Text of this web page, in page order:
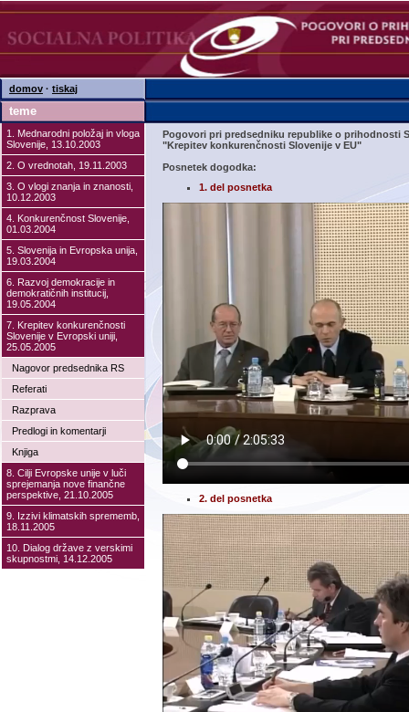
domov · tiskaj
teme
1. Mednarodni položaj in vloga
Slovenije, 13.10.2003
2. O vrednotah, 19.11.2003
3. O vlogi znanja in znanosti,
10.12.2003
4. Konkurenčnost Slovenije,
01.03.2004
5. Slovenija in Evropska unija,
19.03.2004
6. Razvoj demokracije in
demokratičnih institucij,
19.05.2004
7. Krepitev konkurenčnosti
Slovenije v Evropski uniji,
25.05.2005
Nagovor predsednika RS
Referati
Razprava
Predlogi in komentarji
Knjiga
8. Cilji Evropske unije v luči
sprejemanja nove finančne
perspektive, 21.10.2005
9. Izzivi klimatskih sprememb,
18.11.2005
10. Dialog države z verskimi
skupnostmi, 14.12.2005
Pogovori pri predsedniku republike o prihodnosti
"Krepitev konkurenčnosti Slovenije v EU"
Posnetek dogodka:
1. del posnetka
2. del posnetka